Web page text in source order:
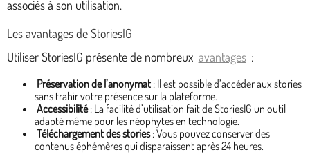
associés à son utilisation.
Les avantages de StoriesIG
Utiliser StoriesIG présente de nombreux avantages :
Préservation de l’anonymat : Il est possible d’accéder aux stories
sans trahir votre présence sur la plateforme.
Accessibilité: La facilité d’utilisation fait de StoriesIG un outil
adapté même pour les néophytes en technologie.
Téléchargement des stories: Vous pouvez conserver des
contenus éphémères qui disparaissent après 24 heures.